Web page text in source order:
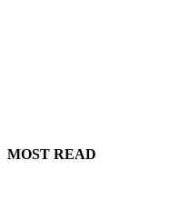
MOST READ